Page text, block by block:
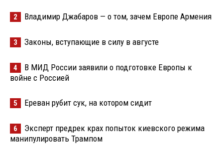
2 Владимир Джабаров — о том, зачем Европе Армения
3 Законы, вступающие в силу в августе
4
В МИД России заявили о подготовке Европы к
войне с Россией
5 Ереван рубит сук, на котором сидит
6
Эксперт предрек крах попыток киевского режима
манипулировать Трампом